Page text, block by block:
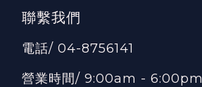
聯繫我們
電話/ 04-8756141
營業時間/ 9:00am - 6:00pm